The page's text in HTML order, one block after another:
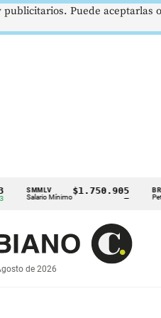
Mínimo
$1.750.905 BRENT
Petróleo
de 2026
Puede aceptarlas